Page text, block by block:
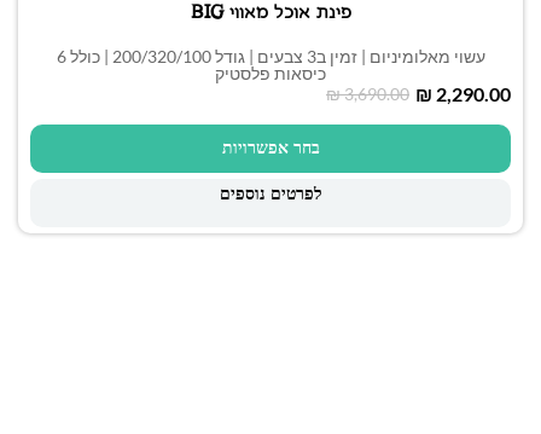
פינת אוכל מאווי BIG
עשוי מאלומיניום | זמין ב3 צבעים | גודל 200/320/100 | כולל 6
כיסאות פלסטיק
₪3,690.00 ₪ 2,290.00
בחר אפשרויות
לפרטים נוספים